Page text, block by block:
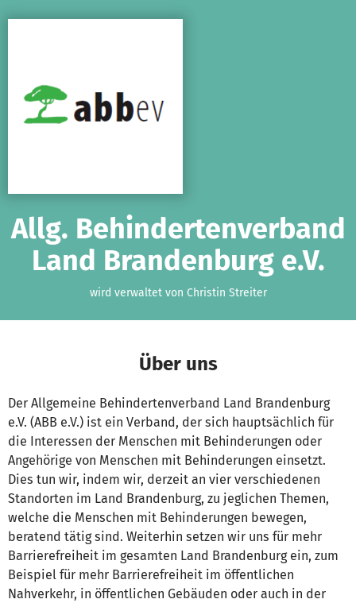
Allg. Behindertenverband
Land Brandenburg e.V.
wird verwaltet von Christin Streiter
Über uns
Der Allgemeine Behindertenverband Land Brandenburg
e.V. (ABB e.V.) ist ein Verband, der sich hauptsächlich für
die Interessen der Menschen mit Behinderungen oder
Angehörige von Menschen mit Behinderungen einsetzt.
Dies tun wir, indem wir, derzeit an vier verschiedenen
Standorten im Land Brandenburg, zu jeglichen Themen,
welche die Menschen mit Behinderungen bewegen,
beratend tätig sind. Weiterhin setzen wir uns für mehr
Barrierefreiheit im gesamten Land Brandenburg ein, zum
Beispiel für mehr Barrierefreiheit im öffentlichen
Nahverkehr, in öffentlichen Gebäuden oder auch in der